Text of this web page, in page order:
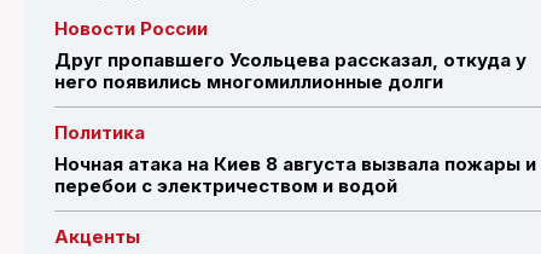
Новости России
Друг пропавшего Усольцева рассказал, откуда у
него появились многомиллионные долги
Политика
Ночная атака на Киев 8 августа вызвала пожары и
перебои с электричеством и водой
Акценты